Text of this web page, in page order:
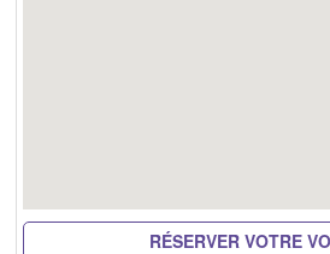
RÉSERVER VOTRE